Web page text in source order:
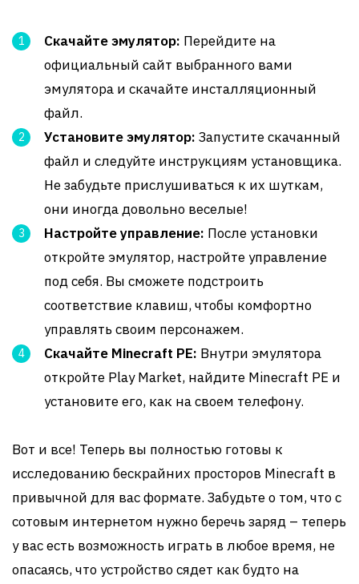
Скачайте эмулятор: Перейдите на
официальный сайт выбранного вами
эмулятора и скачайте инсталляционный
файл.
Установите эмулятор: Запустите скачанный
файл и следуйте инструкциям установщика.
Не забудьте прислушиваться к их шуткам,
они иногда довольно веселые!
Настройте управление: После установки
откройте эмулятор, настройте управление
под себя. Вы сможете подстроить
соответствие клавиш, чтобы комфортно
управлять своим персонажем.
Скачайте Minecraft PE: Внутри эмулятора
откройте Play Market, найдите Minecraft PE и
установите его, как на своем телефону.
Вот и все! Теперь вы полностью готовы к
исследованию бескрайних просторов Minecraft в
привычной для вас формате. Забудьте о том, что с
сотовым интернетом нужно беречь заряд – теперь
у вас есть возможность играть в любое время, не
опасаясь, что устройство сядет как будто на